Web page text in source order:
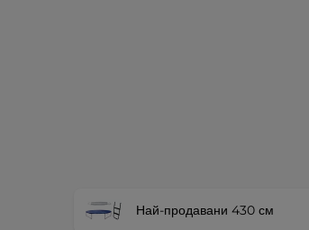
Най-продавани 430 см